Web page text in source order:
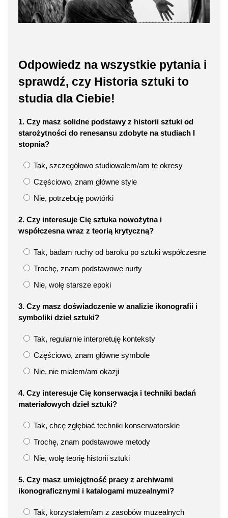
Odpowiedz na wszystkie pytania i
sprawdź, czy Historia sztuki to
studia dla Ciebie!
1. Czy masz solidne podstawy z historii sztuki od
starożytności do renesansu zdobyte na studiach I
stopnia?
Tak, szczegółowo studiowałem/am te okresy
Częściowo, znam główne style
Nie, potrzebuję powtórki
2. Czy interesuje Cię sztuka nowożytna i
współczesna wraz z teorią krytyczną?
Tak, badam ruchy od baroku po sztuki współczesne
Trochę, znam podstawowe nurty
Nie, wolę starsze epoki
3. Czy masz doświadczenie w analizie ikonografii i
symboliki dzieł sztuki?
Tak, regularnie interpretuję konteksty
Częściowo, znam główne symbole
Nie, nie miałem/am okazji
4. Czy interesuje Cię konserwacja i techniki badań
materiałowych dzieł sztuki?
Tak, chcę zgłębiać techniki konserwatorskie
Trochę, znam podstawowe metody
Nie, wolę teorię historii sztuki
5. Czy masz umiejętność pracy z archiwami
ikonograficznymi i katalogami muzealnymi?
Tak, korzystałem/am z zasobów muzealnych